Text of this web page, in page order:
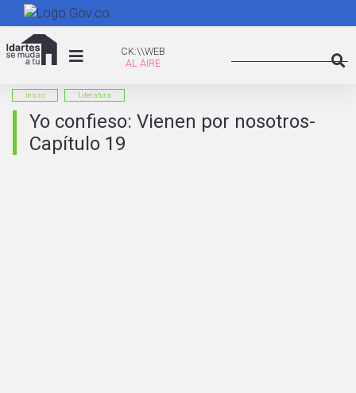
al
CK:\WEB
CK:\\WEB
inicio Literatura
Yo confieso: Vienen por nosotros-
Capítulo 19